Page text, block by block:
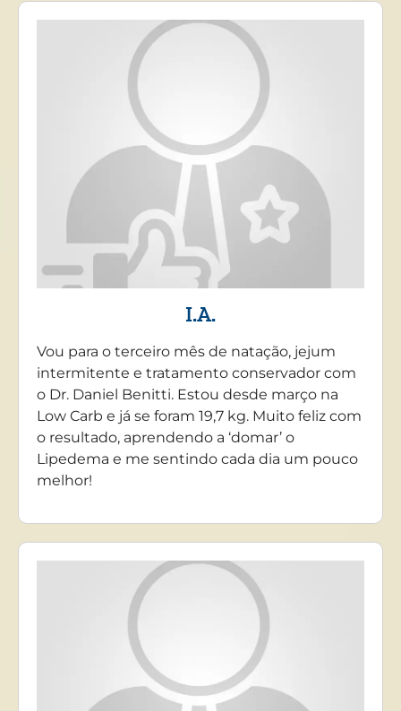
I.A.
Vou para o terceiro mês de natação, jejum
intermitente e tratamento conservador com
o Dr. Daniel Benitti. Estou desde março na
Low Carb e já se foram 19,7 kg. Muito feliz com
o resultado, aprendendo a ‘domar’ o
Lipedema e me sentindo cada dia um pouco
melhor!